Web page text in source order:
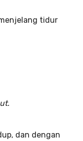
tidur
dan dengan